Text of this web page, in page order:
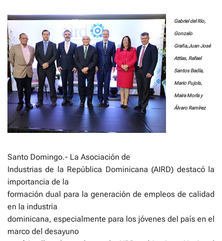
Gabriel del Río,
Gonzalo
Graña,Juan José
Attías, Rafael
Santos Badía,
Mario Pujols,
Maira Morla y
Álvaro Ramírez
Santo Domingo.- La Asociación de
Industrias de la República Dominicana (AIRD) destacó la
importancia de la
formación dual para la generación de empleos de calidad
en la industria
dominicana, especialmente para los jóvenes del país en el
marco del desayuno